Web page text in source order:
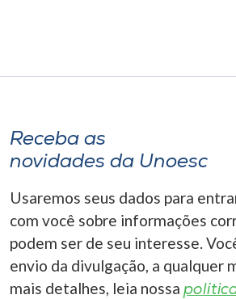
A+
A-
Receba as
novidades da Unoesc
Usaremos seus dados para
com você sobre informações
podem ser de seu interesse.
envio da divulgação, a qualquer
mais detalhes, leia nossa